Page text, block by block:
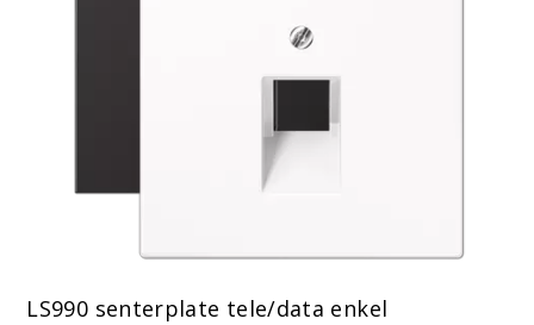
LS990 senterplate tele/data enkel